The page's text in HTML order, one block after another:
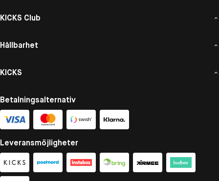
KICKS Club
Hållbarhet
KICKS
Betalningsalternativ
Leveransmöjligheter